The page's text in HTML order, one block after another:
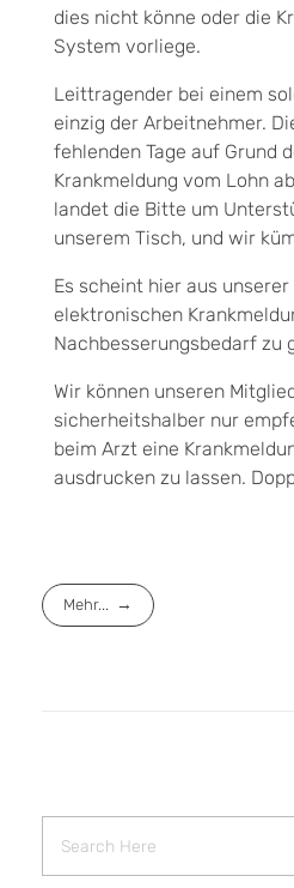
dies nicht könne oder die
System vorliege.
Leittragender bei einem
einzig der Arbeitnehmer.
fehlenden Tage auf Grund
Krankmeldung vom Lohn
landet die Bitte um
unserem Tisch, und wir
Es scheint hier aus
elektronischen
Nachbesserungsbedarf zu
Wir können unseren
sicherheitshalber nur
beim Arzt eine
ausdrucken zu lassen.
Mehr...